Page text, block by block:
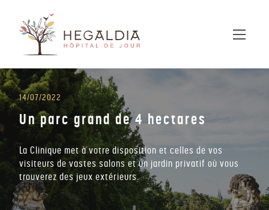
Un parc grand de 4 hectares
La Clinique met à votre disposition et celles de vos
visiteurs de vastes salons et un jardin privatif où vous
trouverez des jeux extérieurs.
14/07/2022